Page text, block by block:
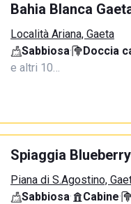
Bahia Blanca
Località Ariana, Gaeta
Sabbiosa· Doccia
e altri 10…
Spiaggia Blueberry
Piana di S.Agostino,
Sabbiosa· Cabine·